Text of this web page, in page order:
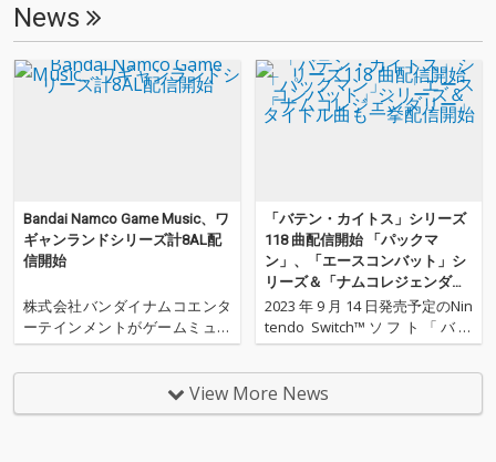
track)』には、西脇辰
弥、今剛、高水健司、
山木秀夫、BOH、Taka
yoshiOhmura、ISA
O、青山英樹、岡聡
ダークで荘厳な世界観
を、現代的かつ重厚な
サウンドで鮮やかに描
き出している。『女神
転生Ⅰ・Ⅱ REARRANG
E ROUGH ARRANGE Ve
r. (Soundtrack)』に
氏によるインストゥル
メンタルアレンジ音源
を収録。楽曲の構造や
News
Bandai Namco Game Music、ワ
ギャンランドシリーズ計8AL配
信開始
株式会社バンダイナムコエンタ
ーテインメントがゲームミュー
ジックを届けるサウンドレーベ
ルBandai Namco Game Music
より、アクションゲーム「ワギ
ャンランド」シリーズのオリジ
「バテン・カイトス」シリーズ
118 曲配信開始 「パックマ
ン」、「エースコンバット」シ
リーズ＆「ナムコレジェンダリ
ー」タイトル曲も一挙配信開始
2023 年 9 月 14 日発売予定のNin
tendo Switch™ソフト「バテ
ン・カイトス Ⅰ&Ⅱ HD Remast
er」発売を記念して、「バテ
ン・カイトス」シリーズ楽曲 11
8 曲の配信がスタートした。 さ
View More News